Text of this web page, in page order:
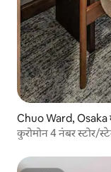
Chuo Ward, Osaka
कुरोमोन 4 नंबर स्टोर/
जापानी शैली...